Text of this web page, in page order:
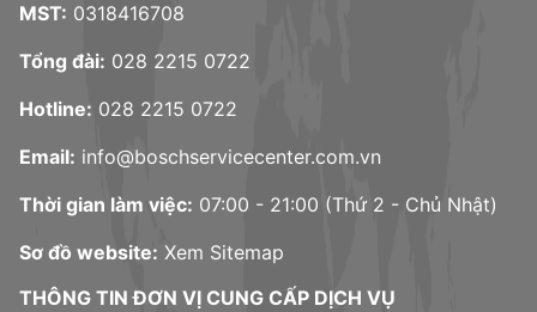
MST: 0318416708
Tổng đài: 028 2215 0722
Hotline: 028 2215 0722
Email: info@boschservicecenter.com.vn
Thời gian làm việc: 07:00 - 21:00 (Thứ 2 - Chủ Nhật)
Sơ đồ website: Xem Sitemap
THÔNG TIN ĐƠN VỊ CUNG CẤP DỊCH VỤ